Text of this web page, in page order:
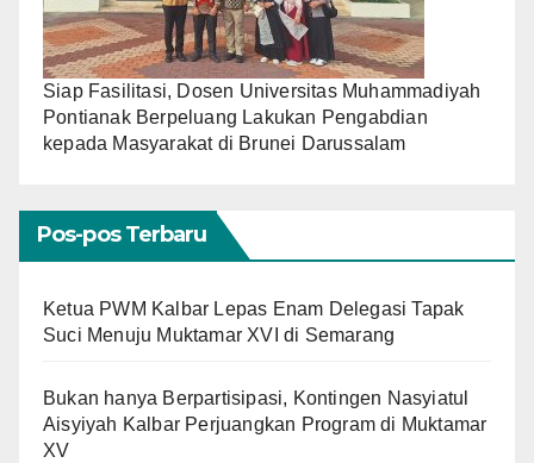
Siap Fasilitasi, Dosen Universitas Muhammadiyah
Pontianak Berpeluang Lakukan Pengabdian
kepada Masyarakat di Brunei Darussalam
Pos-pos Terbaru
Ketua PWM Kalbar Lepas Enam Delegasi Tapak
Suci Menuju Muktamar XVI di Semarang
Bukan hanya Berpartisipasi, Kontingen Nasyiatul
Aisyiyah Kalbar Perjuangkan Program di Muktamar
XV